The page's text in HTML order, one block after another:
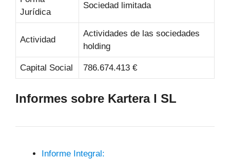
Jurídica
Sociedad limitada
Actividad
Actividades de las sociedades
holding
Capital Social 786.674.413 €
Informes sobre Kartera I SL
Informe Integral: